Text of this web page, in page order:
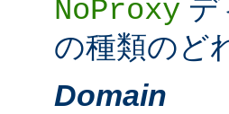
NoProxy
の種類のど
Domain